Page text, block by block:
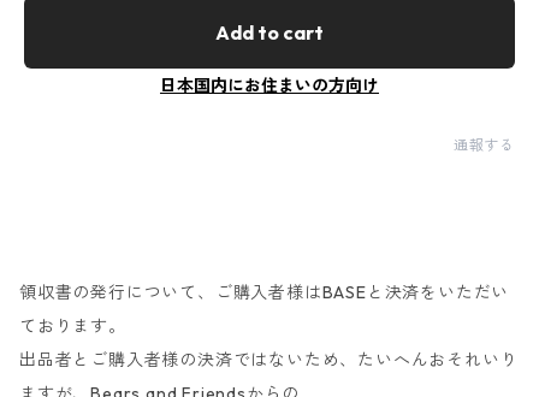
Add to cart
日本国内にお住まいの方向け
通報する
領収書の発行について、ご購入者様はBASEと決済をいただい
ております。
出品者とご購入者様の決済ではないため、たいへんおそれいり